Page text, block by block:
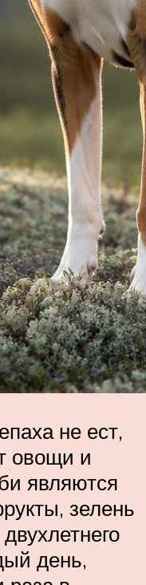
не ест,
овощи и
являются
зелень
день,